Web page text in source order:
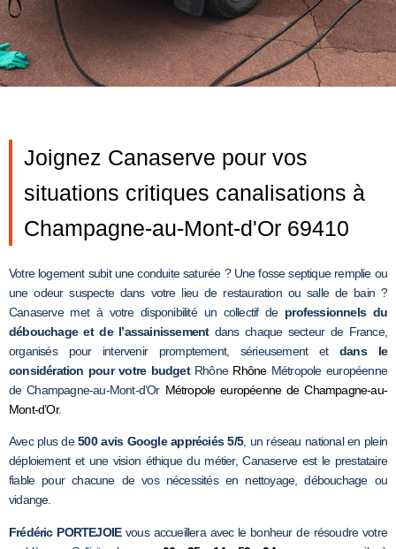
Joignez Canaserve pour vos
situations critiques canalisations à
Champagne-au-Mont-d'Or 69410
Votre logement subit une conduite saturée ? Une fosse septique remplie ou
une odeur suspecte dans votre lieu de restauration ou salle de bain ?
Canaserve met à votre disponibilité un collectif de professionnels du
débouchage et de l’assainissementdans chaque secteur de France,
organisés pour intervenir promptement, sérieusement etdans le
considération pour votre budgetRhône RhôneMétropole européenne
de Champagne-au-Mont-d’Or Métropole européenne de Champagne-au-
Mont-d’Or.
Avec plus de500 avis Google appréciés 5/5, un réseau national en plein
déploiement et une vision éthique du métier, Canaserve est le prestataire
fiable pour chacune de vos nécessités en nettoyage, débouchage ou
vidange.
Frédéric PORTEJOIEvous accueillera avec le bonheur de résoudre votre